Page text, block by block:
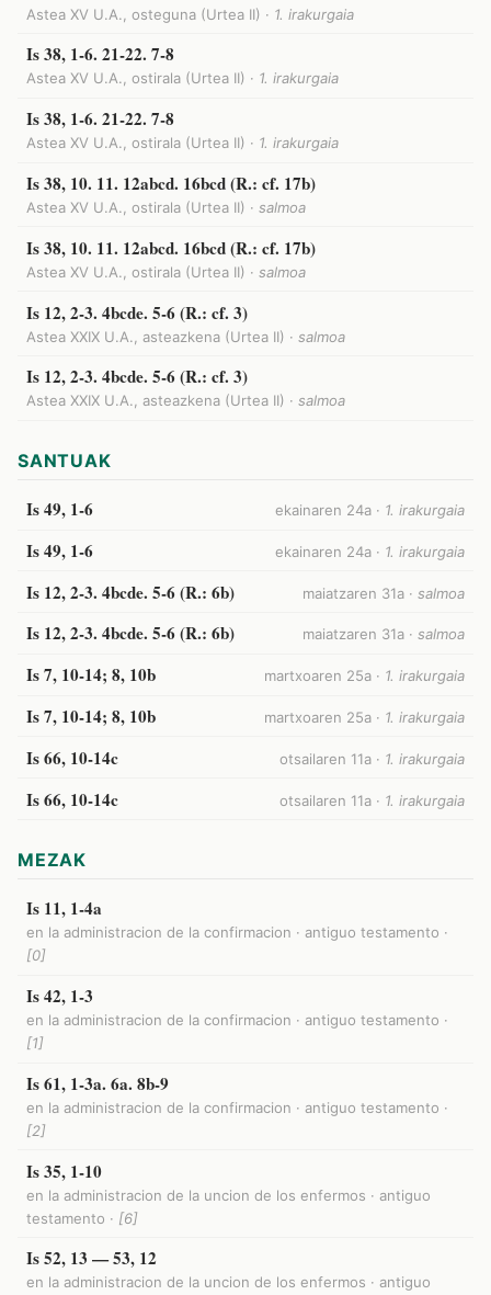
Astea XV U.A., osteguna (Urtea II) · 1. irakurgaia
Is 38, 1-6. 21-22. 7-8
Astea XV U.A., ostirala (Urtea II) · 1. irakurgaia
Is 38, 1-6. 21-22. 7-8
Astea XV U.A., ostirala (Urtea II) · 1. irakurgaia
Is 38, 10. 11. 12abcd. 16bcd (R.: cf. 17b)
Astea XV U.A., ostirala (Urtea II) · salmoa
Is 38, 10. 11. 12abcd. 16bcd (R.: cf. 17b)
Astea XV U.A., ostirala (Urtea II) · salmoa
Is 12, 2-3. 4bcde. 5-6 (R.: cf. 3)
Astea XXIX U.A., asteazkena (Urtea II) · salmoa
Is 12, 2-3. 4bcde. 5-6 (R.: cf. 3)
Astea XXIX U.A., asteazkena (Urtea II) · salmoa
SANTUAK
Is 49, 1-6 ekainaren 24a · 1. irakurgaia
Is 49, 1-6 ekainaren 24a · 1. irakurgaia
Is 12, 2-3. 4bcde. 5-6 (R.: 6b) maiatzaren 31a · salmoa
Is 12, 2-3. 4bcde. 5-6 (R.: 6b) maiatzaren 31a · salmoa
Is 7, 10-14; 8, 10b martxoaren 25a · 1. irakurgaia
Is 7, 10-14; 8, 10b martxoaren 25a · 1. irakurgaia
Is 66, 10-14c otsailaren 11a · 1. irakurgaia
Is 66, 10-14c otsailaren 11a · 1. irakurgaia
MEZAK
Is 11, 1-4a
en la administracion de la confirmacion · antiguo testamento ·
[0]
Is 42, 1-3
en la administracion de la confirmacion · antiguo testamento ·
[1]
Is 61, 1-3a. 6a. 8b-9
en la administracion de la confirmacion · antiguo testamento ·
[2]
Is 35, 1-10
en la administracion de la uncion de los enfermos · antiguo
testamento · [6]
Is 52, 13 — 53, 12
en la administracion de la uncion de los enfermos · antiguo